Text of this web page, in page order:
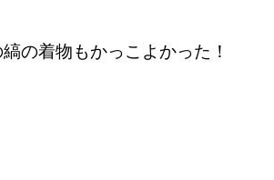
の着物もかっこよかった！